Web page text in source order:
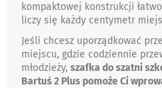
kompaktowej konstrukcji
liczy się każdy centymetr
Jeśli chcesz uporządkować
miejscu, gdzie codziennie
młodzieży, szafka do szatni
Bartuś 2 Plus pomoże Ci